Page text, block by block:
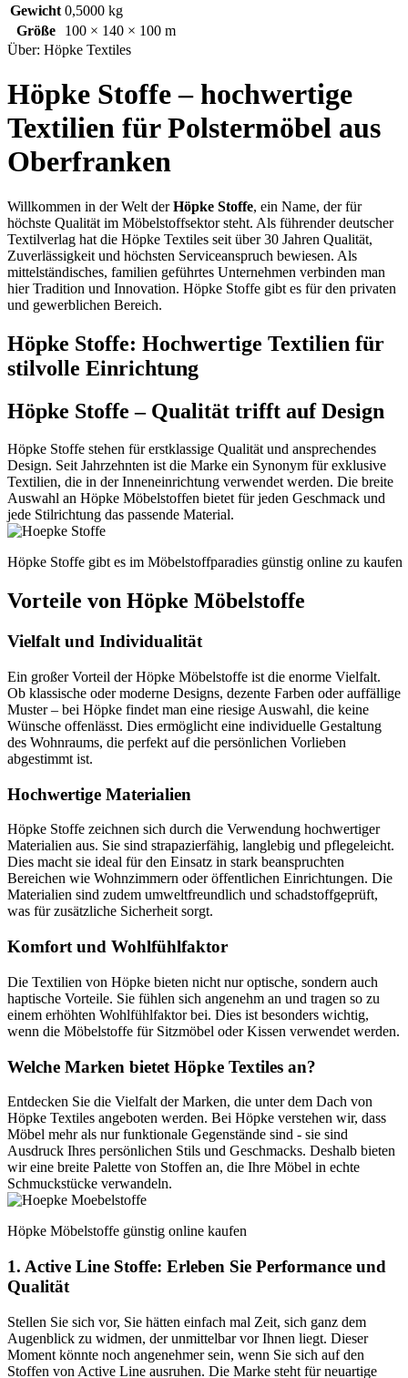
Gewicht 0,5000 kg
Größe
100 × 140 × 100 m
Über: Höpke Textiles
Höpke Stoffe – hochwertige
Textilien für Polstermöbel aus
Oberfranken
Willkommen in der Welt derHöpke Stoffe, ein Name, der für
höchste Qualität im Möbelstoffsektor steht. Als führender deutscher
Textilverlag hat die Höpke Textiles seit über 30 Jahren Qualität,
Zuverlässigkeit und höchsten Serviceanspruch bewiesen. Als
mittelständisches, familien geführtes Unternehmen verbinden man
hier Tradition und Innovation. Höpke Stoffe gibt es für den privaten
und gewerblichen Bereich.
Höpke Stoffe: Hochwertige Textilien für
stilvolle Einrichtung
Höpke Stoffe – Qualität trifft auf Design
Höpke Stoffe stehen für erstklassige Qualität und ansprechendes
Design. Seit Jahrzehnten ist die Marke ein Synonym für exklusive
Textilien, die in der Inneneinrichtung verwendet werden. Die breite
Auswahl an Höpke Möbelstoffen bietet für jeden Geschmack und
jede Stilrichtung das passende Material.
Höpke Stoffe gibt es im Möbelstoffparadies günstig online zu kaufen
Vorteile von Höpke Möbelstoffe
Vielfalt und Individualität
Ein großer Vorteil der Höpke Möbelstoffe ist die enorme Vielfalt.
Ob klassische oder moderne Designs, dezente Farben oder auffällige
Muster – bei Höpke findet man eine riesige Auswahl, die keine
Wünsche offenlässt. Dies ermöglicht eine individuelle Gestaltung
des Wohnraums, die perfekt auf die persönlichen Vorlieben
abgestimmt ist.
Hochwertige Materialien
Höpke Stoffe zeichnen sich durch die Verwendung hochwertiger
Materialien aus. Sie sind strapazierfähig, langlebig und pflegeleicht.
Dies macht sie ideal für den Einsatz in stark beanspruchten
Bereichen wie Wohnzimmern oder öffentlichen Einrichtungen. Die
Materialien sind zudem umweltfreundlich und schadstoffgeprüft,
was für zusätzliche Sicherheit sorgt.
Komfort und Wohlfühlfaktor
Die Textilien von Höpke bieten nicht nur optische, sondern auch
haptische Vorteile. Sie fühlen sich angenehm an und tragen so zu
einem erhöhten Wohlfühlfaktor bei. Dies ist besonders wichtig,
wenn die Möbelstoffe für Sitzmöbel oder Kissen verwendet werden.
Welche Marken bietet Höpke Textiles an?
Entdecken Sie die Vielfalt der Marken, die unter dem Dach von
Höpke Textiles angeboten werden. Bei Höpke verstehen wir, dass
Möbel mehr als nur funktionale Gegenstände sind - sie sind
Ausdruck Ihres persönlichen Stils und Geschmacks. Deshalb bieten
wir eine breite Palette von Stoffen an, die Ihre Möbel in echte
Schmuckstücke verwandeln.
Höpke Möbelstoffe günstig online kaufen
1. Active Line Stoffe: Erleben Sie Performance und
Qualität
Stellen Sie sich vor, Sie hätten einfach mal Zeit, sich ganz dem
Augenblick zu widmen, der unmittelbar vor Ihnen liegt. Dieser
Moment könnte noch angenehmer sein, wenn Sie sich auf den
Stoffen von Active Line ausruhen. Die Marke steht für neuartige